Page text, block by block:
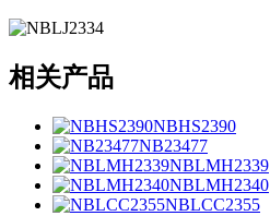
相关产品
NBHS2390
NB23477
NBLMH2339
NBLMH2340
NBLCC2355